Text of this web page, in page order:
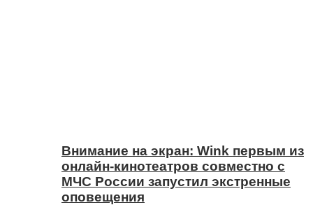
Внимание на экран: Wink первым из
онлайн-кинотеатров совместно с
МЧС России запустил экстренные
оповещения